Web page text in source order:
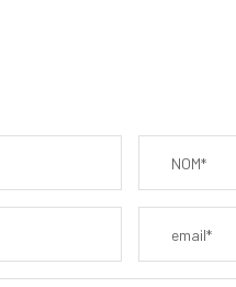
NOM*
email*